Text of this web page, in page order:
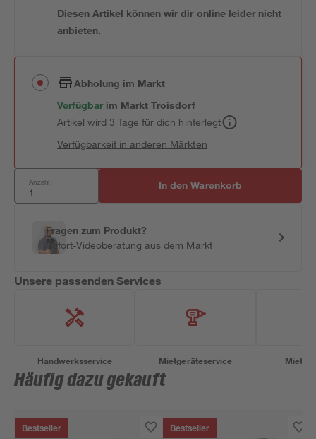
Diesen Artikel können wir dir online leider nicht
anbieten.
Abholung im Markt
Verfügbar im MarktTroisdorf
Artikel wird 3 Tage für dich hinterlegt
Verfügbarkeit in anderen Märkten
Anzahl: In den Warenkorb
Fragen zum Produkt?
Sofort-Videoberatung aus dem Markt
Unsere passenden Services
Handwerksservice Mietgeräteservice
Häufig dazu gekauft
Bestseller Bestseller